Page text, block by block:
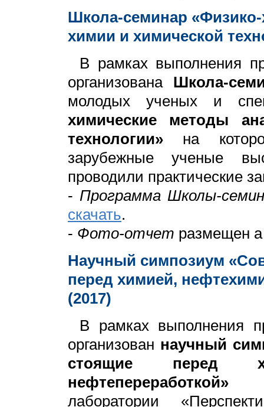
Школа-семинар
химии и химической
В рамках выполнения
организована Школа-
молодых ученых и
химические методы
технологии» на
зарубежные ученые
проводили практические
- Программа Школы-
скачать.
- Фото-отчет размещен
Научный симпозиум
перед химией,
(2017)
В рамках выполнения
организован научный
стоящие перед
нефтепереработкой»
лаборатории